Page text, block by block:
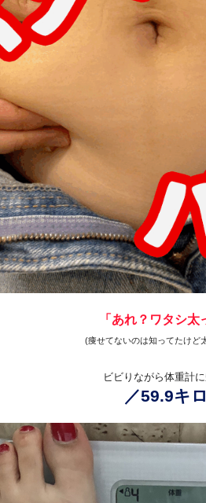
「あれ？ワタシ太
(痩せてないのは知ってたけど
ビビりながら体重計
／59.9キ